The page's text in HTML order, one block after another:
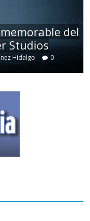
del
Studios
Hidalgo 0